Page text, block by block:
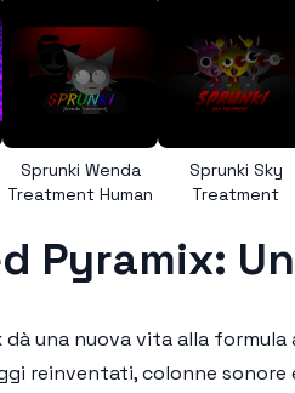
Sprunki Wenda
Treatment Human
Sprunki Sky
Treatment
Pyramix:
dà una nuova vita alla
reinventati, colonne sonore